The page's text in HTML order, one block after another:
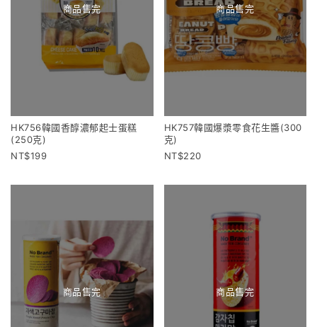
商品售完
HK756韓國香醇濃郁起士蛋糕
(250克)
199
商品售完
HK757韓國爆漿零食花生醬(300
克)
220
商品售完 商品售完